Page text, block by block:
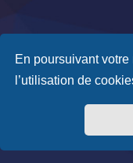
En poursuivant
l’utilisation de